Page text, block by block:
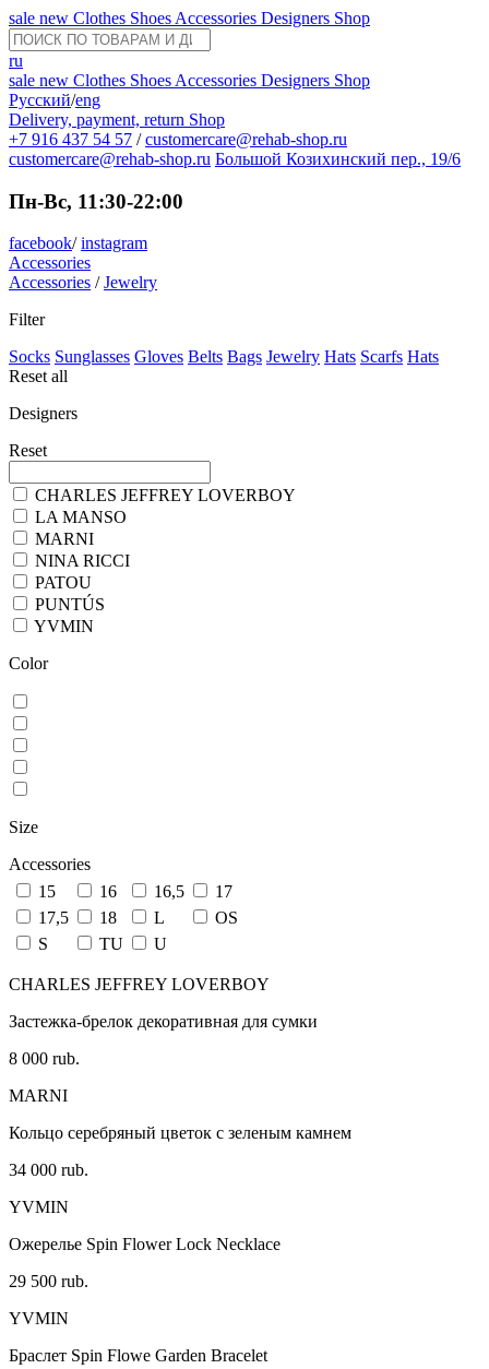
sale new Clothes Shoes Accessories Designers Shop
ru
sale new Clothes Shoes Accessories Designers Shop
Русский/eng
Delivery, payment, return Shop
+7 916 437 54 57 / customercare@rehab-shop.ru
customercare@rehab-shop.ru Большой Козихинский пер., 19/6
Пн-Вс, 11:30-22:00
facebook/instagram
Accessories
Accessories / Jewelry
Filter
Socks Sunglasses Gloves Belts Bags Jewelry Hats Scarfs Hats
Reset all
Designers
Reset
CHARLES JEFFREY LOVERBOY
LA MANSO
MARNI
NINA RICCI
PATOU
PUNTÚS
YVMIN
Color
Size
Accessories
15
16 16,5
17
17,5
18 L
OS
S
TU U
CHARLES JEFFREY LOVERBOY
Застежка-брелок декоративная для сумки
8 000 rub.
MARNI
Кольцо серебряный цветок с зеленым камнем
34 000 rub.
YVMIN
Ожерелье Spin Flower Lock Necklace
29 500 rub.
YVMIN
Браслет Spin Flowe Garden Bracelet